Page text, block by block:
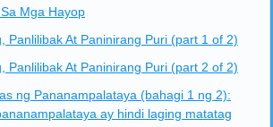
Mga Hayop
Panlilibak At Paninirang Puri (part 1 of 2)
Panlilibak At Paninirang Puri (part 2 of 2)
ng Pananampalataya (bahagi 1 ng 2):
ay hindi laging matatag